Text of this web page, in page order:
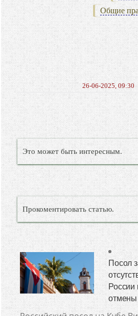
Общие
26-06-2025, 09:30
Это может быть интересным.
Прокоментировать статью.
Посол
России
отмены